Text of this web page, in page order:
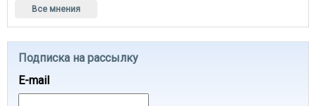
Все мнения
Подписка на рассылку
E-mail